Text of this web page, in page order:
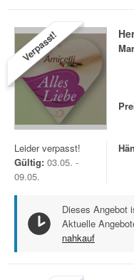
Verpasst!
Leider verpasst!
Gültig: 03.05. -
09.05.
Dieses Angebot
Aktuelle
nahkauf